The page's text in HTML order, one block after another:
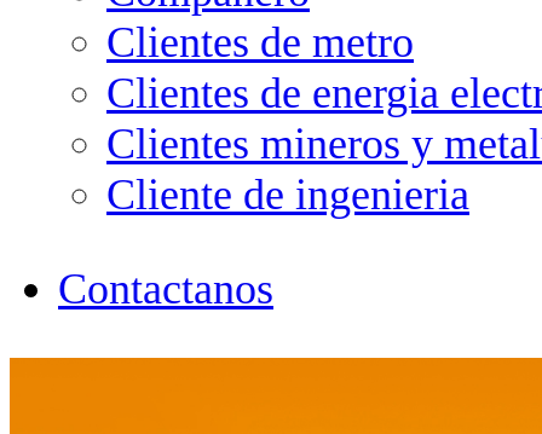
Clientes de metro
Clientes de energia
Clientes mineros y
Cliente de ingenieria
Contactanos